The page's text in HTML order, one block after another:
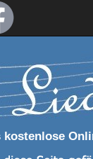
kostenlose